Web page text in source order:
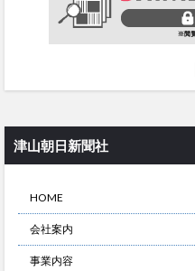
津山朝日新聞社
HOME
会社案内
事業内容